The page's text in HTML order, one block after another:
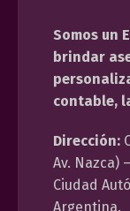
Somos un
brindar
contable,
Dirección:
Av. Nazca)
Ciudad
Argentina.